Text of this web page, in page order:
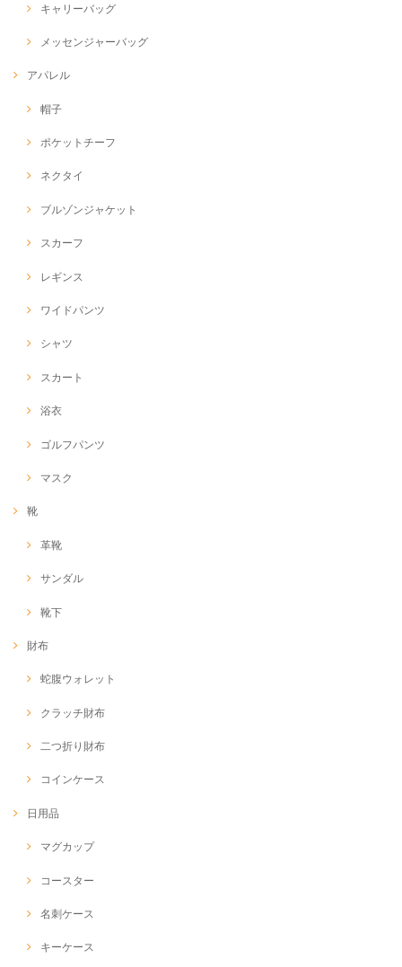
キャリーバッグ
メッセンジャーバッグ
アパレル
帽子
ポケットチーフ
ネクタイ
ブルゾンジャケット
スカーフ
レギンス
ワイドパンツ
シャツ
スカート
浴衣
ゴルフパンツ
マスク
靴
革靴
サンダル
靴下
財布
蛇腹ウォレット
クラッチ財布
二つ折り財布
コインケース
日用品
マグカップ
コースター
名刺ケース
キーケース